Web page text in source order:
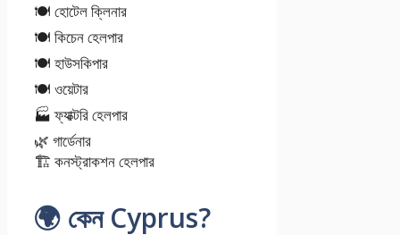
🍽️ হোটেল ক্লিনার
🍽️ কিচেন হেলপার
🍽️ হাউসকিপার
🍽️ ওয়েটার
🏭 ফ্যাক্টরি হেলপার
🌿 গার্ডেনার
🏗️ কনস্ট্রাকশন হেলপার
🌍 কেন Cyprus?